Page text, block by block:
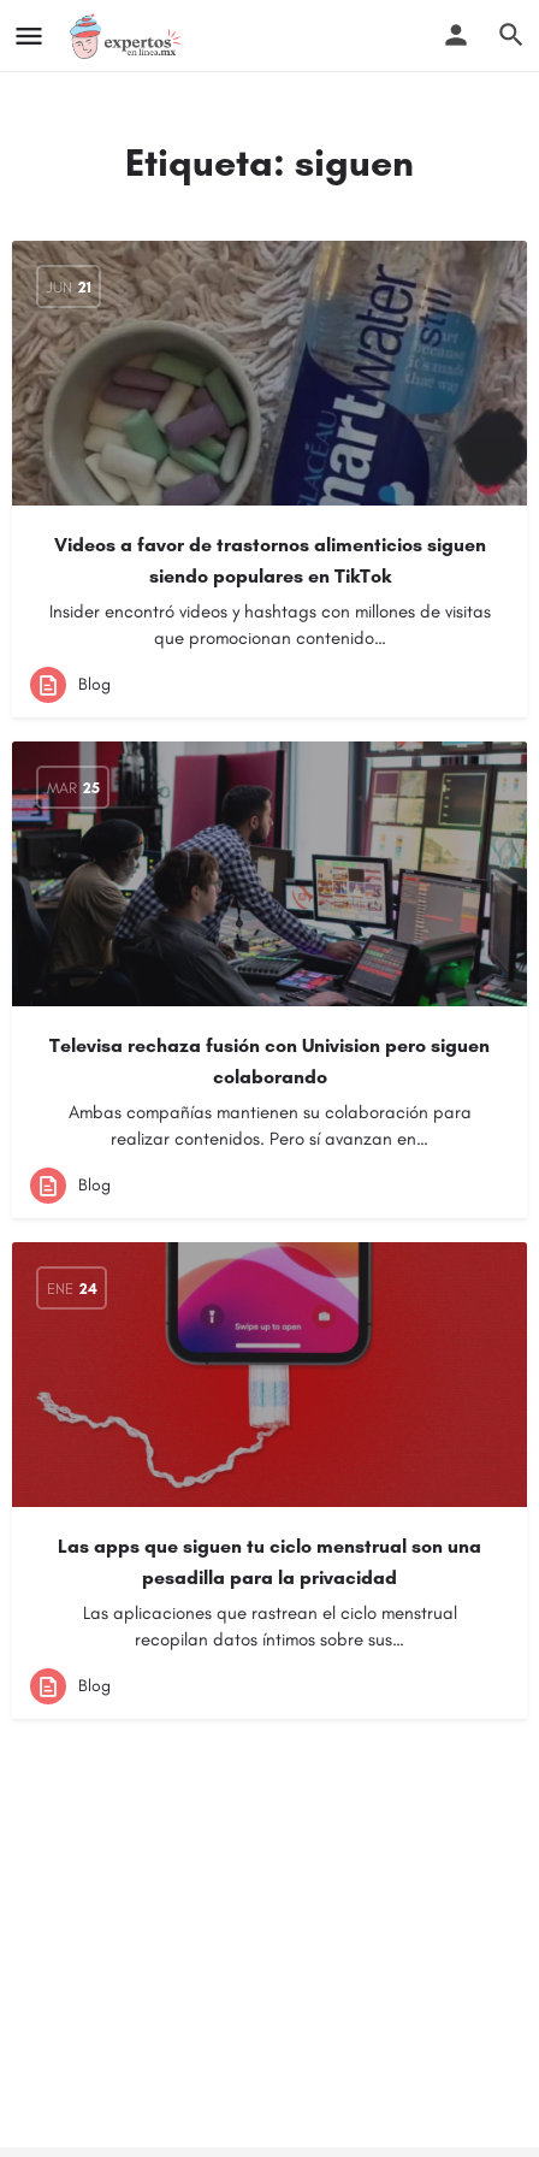
Etiqueta: siguen
JUN 21
Videos a favor de trastornos alimenticios siguen
siendo populares en TikTok
Insider encontró videos y hashtags con millones de visitas
que promocionan contenido…
Blog
MAR 25
Televisa rechaza fusión con Univision pero siguen
colaborando
Ambas compañías mantienen su colaboración para
realizar contenidos. Pero sí avanzan en…
Blog
ENE 24
Las apps que siguen tu ciclo menstrual son una
pesadilla para la privacidad
Las aplicaciones que rastrean el ciclo menstrual
recopilan datos íntimos sobre sus…
Blog